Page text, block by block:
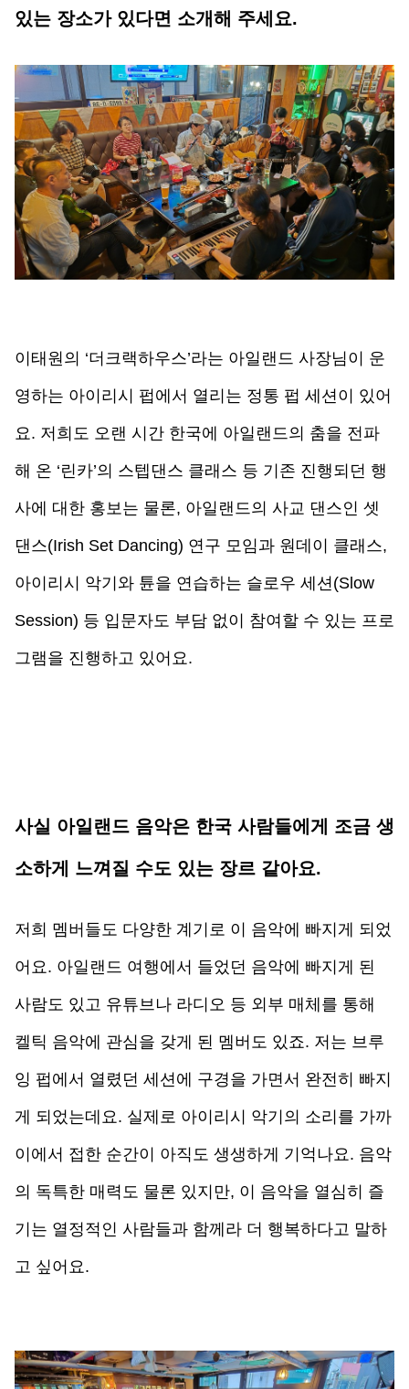
있는 장소가 있다면 소개해 주세요.
이태원의 ‘더크랙하우스’라는 아일랜드 사장님이 운
영하는 아이리시 펍에서 열리는 정통 펍 세션이 있어
요. 저희도 오랜 시간 한국에 아일랜드의 춤을 전파
해 온 ‘린카’의 스텝댄스 클래스 등 기존 진행되던 행
사에 대한 홍보는 물론, 아일랜드의 사교 댄스인 셋
댄스(Irish Set Dancing) 연구 모임과 원데이 클래스,
아이리시 악기와 튠을 연습하는 슬로우 세션(Slow
Session) 등 입문자도 부담 없이 참여할 수 있는 프로
그램을 진행하고 있어요.
사실 아일랜드 음악은 한국 사람들에게 조금 생
소하게 느껴질 수도 있는 장르 같아요.
저희 멤버들도 다양한 계기로 이 음악에 빠지게 되었
어요. 아일랜드 여행에서 들었던 음악에 빠지게 된
사람도 있고 유튜브나 라디오 등 외부 매체를 통해
켈틱 음악에 관심을 갖게 된 멤버도 있죠. 저는 브루
잉 펍에서 열렸던 세션에 구경을 가면서 완전히 빠지
게 되었는데요. 실제로 아이리시 악기의 소리를 가까
이에서 접한 순간이 아직도 생생하게 기억나요. 음악
의 독특한 매력도 물론 있지만, 이 음악을 열심히 즐
기는 열정적인 사람들과 함께라 더 행복하다고 말하
고 싶어요.